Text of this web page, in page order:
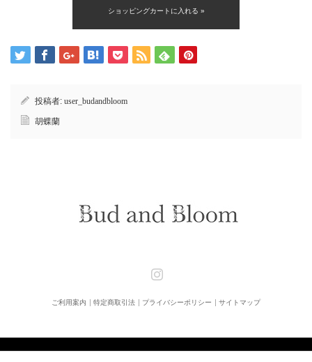
投稿者: user_budandbloom
胡蝶蘭
ご利用案内 特定商取引法 プライバシーポリシー サイトマップ